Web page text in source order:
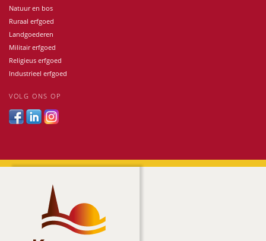
Natuur en bos
Ruraal erfgoed
Landgoederen
Militair erfgoed
Religieus erfgoed
Industrieel erfgoed
VOLG ONS OP